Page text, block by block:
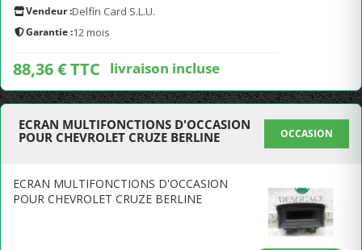
Vendeur :Delfín Card S.L.U.
Garantie :12 mois
88,36 € TTC livraison incluse
ECRAN MULTIFONCTIONS D'OCCASION
POUR CHEVROLET CRUZE BERLINE
OCCASION
ECRAN MULTIFONCTIONS D'OCCASION
POUR CHEVROLET CRUZE BERLINE